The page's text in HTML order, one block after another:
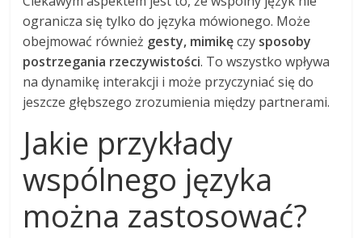
ogranicza się tylko do języka mówionego. Może
obejmować również gesty, mimikęczy sposoby
postrzegania rzeczywistości. To wszystko wpływa
na dynamikę interakcji i może przyczyniać się do
jeszcze głębszego zrozumienia między partnerami.
Jakie przykłady
wspólnego języka
można zastosować?